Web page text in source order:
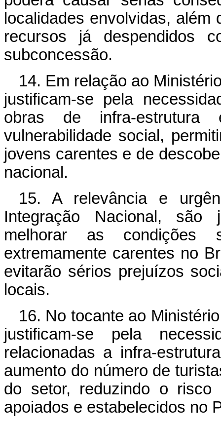
localidades envolvidas,
recursos já despendidos
subconcessão.
14. Em relação ao
justificam-se pela
obras de infra-
vulnerabilidade social,
jovens carentes e de
nacional.
15. A relevância e
Integração Nacional, são
melhorar as condições
extremamente carentes no
evitarão sérios prejuízos
locais.
16. No tocante ao
justificam-se pela
relacionadas a infra-
aumento do número de
do setor, reduzindo o risco
apoiados e estabelecidos no